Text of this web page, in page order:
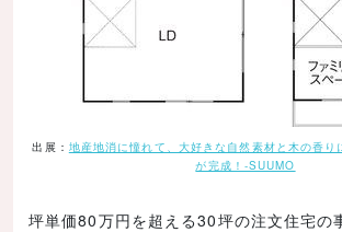
出展： 地産地消に憧れて、大好きな自然素材と木の香り
が完成！-SUUMO
坪単価80万円を超える30坪の注文住宅の